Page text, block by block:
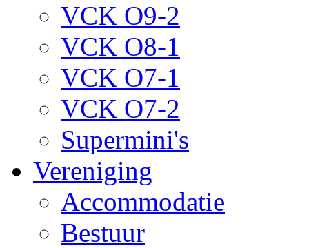
VCK O9-2
VCK O8-1
VCK O7-1
VCK O7-2
Supermini's
Vereniging
Accommodatie
Bestuur